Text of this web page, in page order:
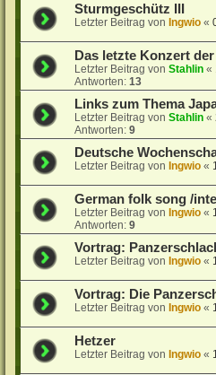
Sturmgeschütz III
Letzter Beitrag vonIngwio «
Das letzte Konzert
Letzter Beitrag vonStahlin «
Antworten:13
Links zum Thema
Letzter Beitrag vonStahlin «
Antworten:9
Deutsche
Letzter Beitrag vonIngwio «
German folk song /
Letzter Beitrag vonIngwio «
Antworten:9
Vortrag:
Letzter Beitrag vonIngwio «
Vortrag: Die
Letzter Beitrag vonIngwio «
Hetzer
Letzter Beitrag vonIngwio «